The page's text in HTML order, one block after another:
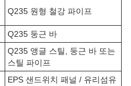
Q235 원형 철강 파이프
Q235 둥근 바
Q235 앵글 스틸, 둥근 바 또는
스틸 파이프
EPS 샌드위치 패널 / 유리섬유